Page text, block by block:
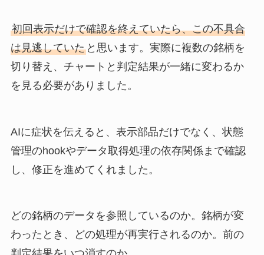
初回表示だけで確認を終えていたら、この不具合
は見逃していたと思います。実際に複数の銘柄を
切り替え、チャートと判定結果が一緒に変わるか
を見る必要がありました。
AIに症状を伝えると、表示部品だけでなく、状態
管理のhookやデータ取得処理の依存関係まで確認
し、修正を進めてくれました。
どの銘柄のデータを参照しているのか。銘柄が変
わったとき、どの処理が再実行されるのか。前の